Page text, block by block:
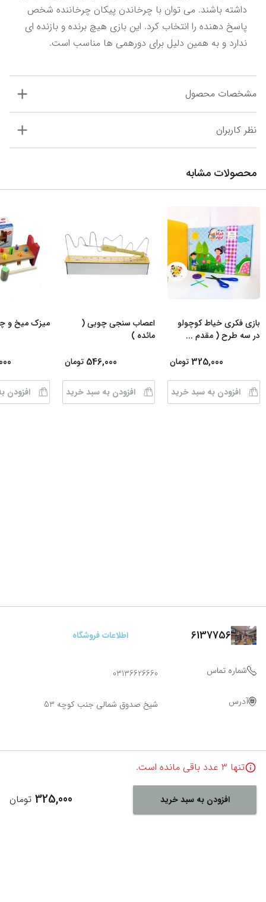
ندارد و به همین دلیل برای دورهمی ها مناسب است.
مشخصات محصول
نظر کاربران
محصولات مشابه
بازی فکری خیاط کوچولو
در سه طرح ( مقدم ...
325,000 تومان
افزودن به سبد خرید
اعصاب سنجی چوبی (
مائده )
546,000 تومان
افزودن به سبد خرید
میزک میخ و
افزودن
تنها 3 عدد باقی مانده است.
افزودن به سبد خرید 325,000 تومان
6137756 اطلاعات فروشگاه
شماره تماس 03136626660
آدرس شیخ صدوق شمالی جنب کوچه 53